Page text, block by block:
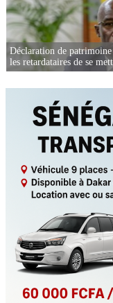
Déclaration de
les retardataires de se